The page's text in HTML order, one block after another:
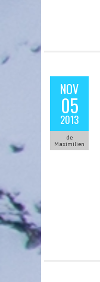
NOV
05
2013
de
Maximilien